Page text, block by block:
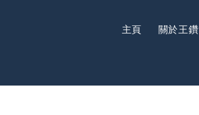
主頁 關於王鑽